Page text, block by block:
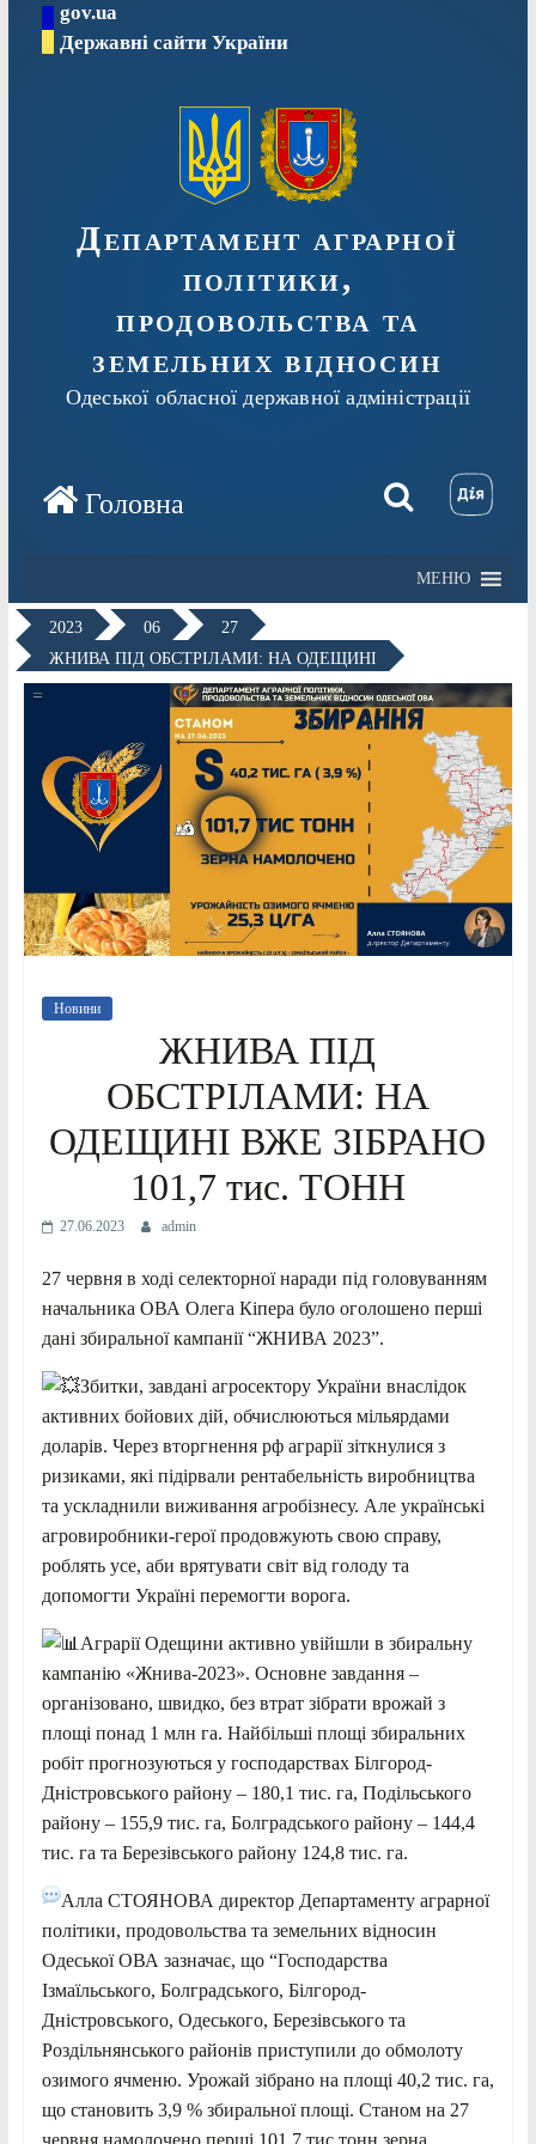
Перейтиgov.ua
Державні сайти України
Департамент аграрної
політики,
продовольства та
земельних відносин
Одеської обласної державної адміністрації
МЕНЮ
2023 06
27
ЖНИВА ПІД ОБСТРІЛАМИ: НА ОДЕЩИНІ
Новини
ЖНИВА ПІД
ОБСТРІЛАМИ: НА
ОДЕЩИНІ ВЖЕ ЗІБРАНО
101,7 тис. ТОНН
27.06.2023 admin
27 червня в ході селекторної наради під головуванням
начальника ОВА Олега Кіпера було оголошено перші
дані збиральної кампанії “ЖНИВА 2023”.
Збитки, завдані агросектору України внаслідок
активних бойових дій, обчислюються мільярдами
доларів. Через вторгнення рф аграрії зіткнулися з
ризиками, які підірвали рентабельність виробництва
та ускладнили виживання агробізнесу. Але українські
агровиробники-героїпродовжують свою справу,
роблять усе, аби врятувати світ від голоду та
допомогти Україні перемогти ворога.
Аграрії Одещини активно увійшли в збиральну
кампанію «Жнива-2023». Основне завдання –
організовано, швидко, без втрат зібрати врожай з
площі понад 1 млн га. Найбільші площі збиральних
робіт прогнозуються у господарствах Білгород-
Дністровського району – 180,1 тис. га, Подільського
району – 155,9 тис. га, Болградського району – 144,4
тис. га та Березівського району 124,8 тис. га.
Алла СТОЯНОВА директор Департаменту аграрної
політики, продовольства та земельних відносин
Одеської ОВА зазначає, що “Господарства
Ізмаїльського, Болградського, Білгород-
Дністровського, Одеського, Березівського та
Роздільнянського районів приступили до обмолоту
озимого ячменю. Урожай зібрано на площі 40,2 тис. га,
що становить 3,9 % збиральної площі. Станом на 27
червня намолочено перші 101,7 тис тонн зерна.